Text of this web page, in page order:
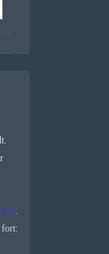
.
fort: